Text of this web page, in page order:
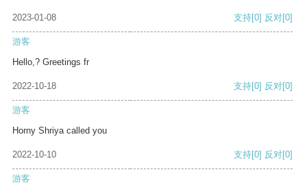
2023-01-08 支持[0] 反对[0]
游客
Hello,? Greetings fr
2022-10-18 支持[0] 反对[0]
游客
Horny Shriya called you
2022-10-10 支持[0] 反对[0]
游客